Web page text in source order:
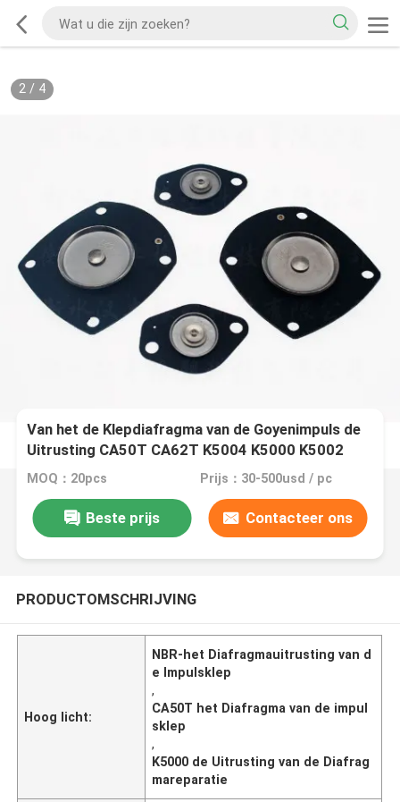
2/ 4
Van het de Klepdiafragma van de Goyenimpuls de
Uitrusting CA50T CA62T K5004 K5000 K5002
K5005
MOQ：20pcs Prijs：30-500usd / pc
Beste prijs Contacteer ons
PRODUCTOMSCHRIJVING
Hoog licht:
NBR-het Diafragmauitrusting van d
e Impulsklep
,
CA50T het Diafragma van de impul
sklep
,
K5000 de Uitrusting van de Diafrag
mareparatie